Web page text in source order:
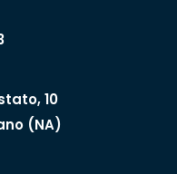
10
(NA)